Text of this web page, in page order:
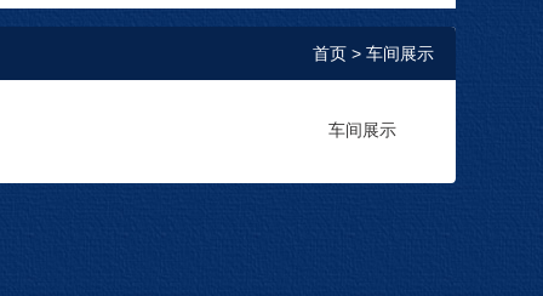
首页 > 车间展示
车间展示